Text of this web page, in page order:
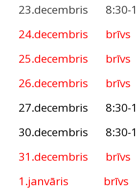
23.decembris 8:30-
24.decembris brīvs
25.decembris brīvs
26.decembris brīvs
27.decembris 8:30-
30.decembris 8:30-
31.decembris brīvs
1.janvāris brīvs